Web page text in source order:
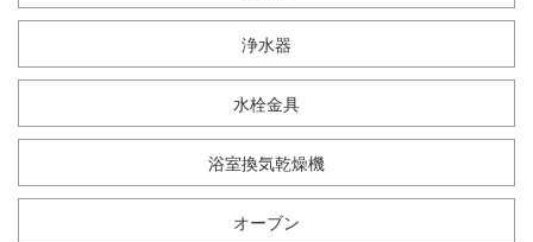
浄水器
水栓金具
浴室換気乾燥機
オーブン